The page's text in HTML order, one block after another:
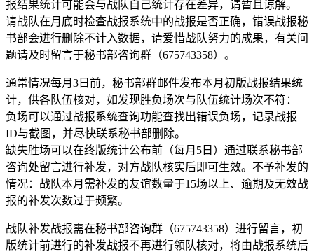
报结果统计可能会与战队自己统计存在差异，请暂且谅解。
请战队在月底时检查战报系统中的战报是否正确，错误战报秘
书部会进行删除不计入数据，请爱惜战队努力的成果，有关问
题请及时留言于秘书部咨询群（675743358）。
通常情况每月3日前，秘书部群邮件发布本月初版战报结果统
计，供各队伍核对，如发现胜负场次与队伍统计场次不符：
负场可以通过战报系统查询功能查找出错误负场，记录战报
ID与截图，并尽快联系秘书部删除。
缺失胜场可以在终版统计公布前（每月5日）通过联系秘书部
咨询处留言进行补发，对方战队核实后即可生效。不予补发的
情况：战队本月需补发的友谊数量于15场以上、逾期及无效战
报的补发次数过于频繁。
战队补发战报需在秘书部咨询群（675743358）进行留言，初
版统计前进行的补发战报不再进行领队核对，将由战报系统后